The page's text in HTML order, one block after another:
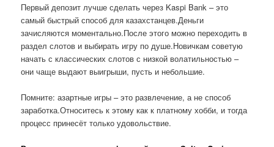
Первый депозит лучше сделать через Kaspi Bank – это
самый быстрый способ для казахстанцев.Деньги
зачисляются моментально.После этого можно переходить в
раздел слотов и выбирать игру по душе.Новичкам советую
начать с классических слотов с низкой волатильностью –
они чаще выдают выигрыши, пусть и небольшие.
Помните: азартные игры – это развлечение, а не способ
заработка.Относитесь к этому как к платному хобби, и тогда
процесс принесёт только удовольствие.